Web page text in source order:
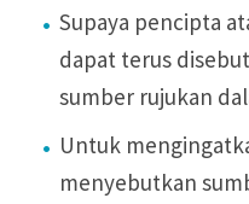
Supaya pencipta
dapat terus
sumber rujukan
Untuk
menyebutkan